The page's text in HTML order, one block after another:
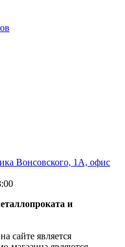
Вонсовского, 1А, офис
и
сайте является